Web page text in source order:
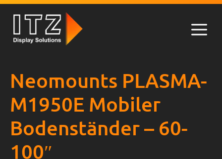
Zum
Inhalt
Neomounts PLASMA-
M1950E Mobiler
Bodenständer – 60-
100″